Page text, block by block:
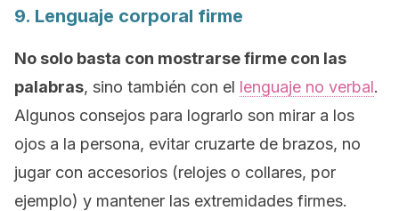
9. Lenguaje corporal firme
No solo basta con mostrarse firme con las
palabras, sino también con el lenguaje no verbal.
Algunos consejos para lograrlo son mirar a los
ojos a la persona, evitar cruzarte de brazos, no
jugar con accesorios (relojes o collares, por
ejemplo) y mantener las extremidades firmes.